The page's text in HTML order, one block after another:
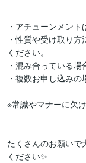
・アチューンメント
・性質や受け取り
ください。
・混み合っている
・複数お申し込み
※常識やマナーに欠
たくさんのお願いで
ください✨